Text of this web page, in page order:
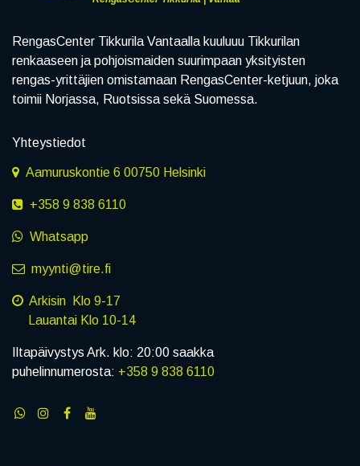
RengasCenter Tikkurila Vantaalla kuuluuu Tikkurilan
renkaaseen ja pohjoismaiden suurimpaan yksityisten
rengas-yrittäjien omistamaan RengasCenter-ketjuun, joka
toimii Norjassa, Ruotsissa sekä Suomessa.
Yhteystiedot
Aamuruskontie 6 00750 Helsinki
+358 9 838 6110
Whatsapp
myynti@tire.fi
Arkisin Klo 9-17
Lauantai Klo 10-14
Iltapäivystys Ark. klo: 20:00 saakka
puhelinnumerosta: +358 9 838 6110